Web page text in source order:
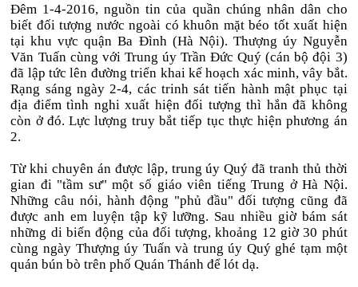
Đêm 1-4-2016, nguồn tin của quần chúng nhân dân cho
biết đối tượng nước ngoài có khuôn mặt béo tốt xuất hiện
tại khu vực quận Ba Đình (Hà Nội). Thượng úy Nguyễn
Văn Tuấn cùng với Trung úy Trần Đức Quý (cán bộ đội 3)
đã lập tức lên đường triển khai kế hoạch xác minh, vây bắt.
Rạng sáng ngày 2-4, các trinh sát tiến hành mật phục tại
địa điểm tình nghi xuất hiện đối tượng thì hắn đã không
còn ở đó. Lực lượng truy bắt tiếp tục thực hiện phương án
2.
Từ khi chuyên án được lập, trung úy Quý đã tranh thủ thời
gian đi "tầm sư" một số giáo viên tiếng Trung ở Hà Nội.
Những câu nói, hành động "phủ đầu" đối tượng cũng đã
được anh em luyện tập kỹ lưỡng. Sau nhiều giờ bám sát
những di biến động của đối tượng, khoảng 12 giờ 30 phút
cùng ngày Thượng úy Tuấn và trung úy Quý ghé tạm một
quán bún bò trên phố Quán Thánh để lót dạ.